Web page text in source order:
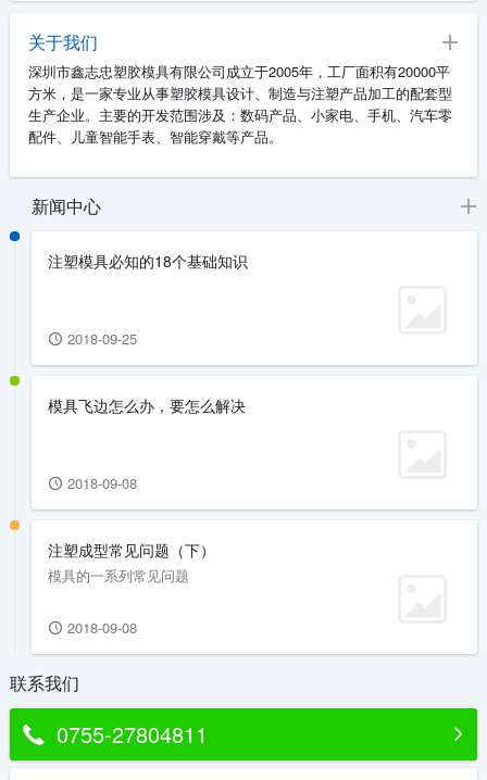
关于我们
深圳市鑫志忠塑胶模具有限公司成立于2005年，工厂面积有20000平
方米，是一家专业从事塑胶模具设计、制造与注塑产品加工的配套型
生产企业。主要的开发范围涉及：数码产品、小家电、手机、汽车零
配件、儿童智能手表、智能穿戴等产品。
新闻中心
注塑模具必知的18个基础知识
2018-09-25
模具飞边怎么办，要怎么解决
2018-09-08
注塑成型常见问题（下）
模具的一系列常见问题
2018-09-08
联系我们
0755-27804811